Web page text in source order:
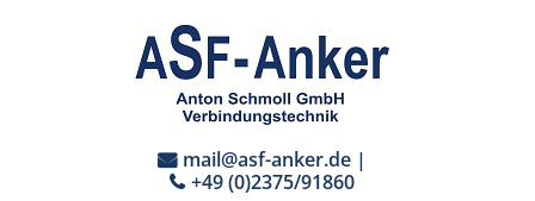
mail@asf-anker.de|
+49 (0)2375/91860